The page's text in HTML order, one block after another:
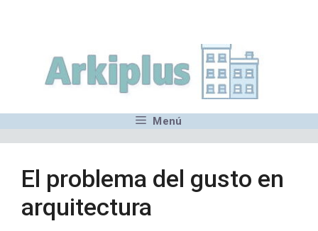
contenido
Menú
El problema del gusto en
arquitectura